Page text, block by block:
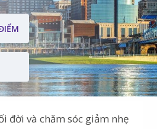
đời và chăm sóc giảm nhẹ